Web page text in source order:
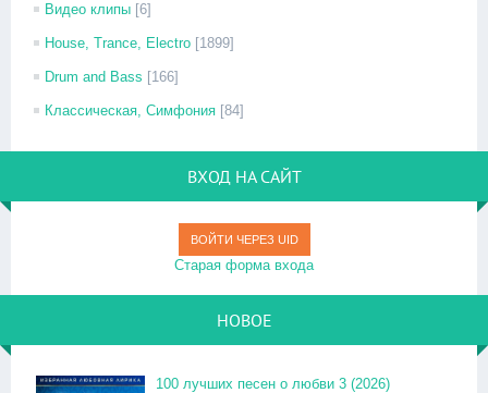
Видео клипы [6]
House, Trance, Electro [1899]
Drum and Bass [166]
Классическая, Симфония [84]
ВХОД НА САЙТ
ВОЙТИ ЧЕРЕЗ UID
Старая форма входа
НОВОЕ
100 лучших песен о любви 3 (2026)